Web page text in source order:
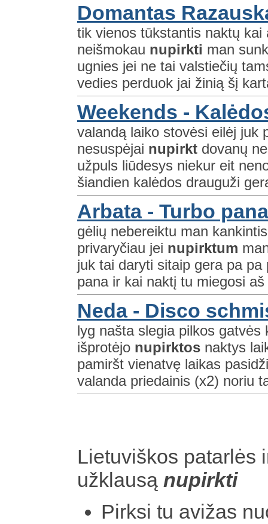
Domantas
tik vienos tūkstantis naktų
neišmokau nupirkti man
ugnies jei ne tai valstiečių
vedies perduok jai žinią šį
Weekends -
valandą laiko stovėsi eilėj juk
nesuspėjai nupirkt dovanų
užpuls liūdesys niekur eit
šiandien kalėdos drauguži
Arbata - Turbo pana
gėlių nebereiktu man
privaryčiau jei nupirktum
juk tai daryti sitaip gera pa
pana ir kai naktį tu miegosi
Neda - Disco
lyg našta slegia pilkos
išprotėjo nupirktos naktys
pamiršt vienatvę laikas
valanda priedainis (x2) noriu
Lietuviškos patarlės
užklausą nupirkti
Pirksi tu avižas